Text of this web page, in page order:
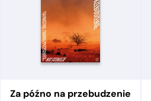
Za późno na przebudzenie